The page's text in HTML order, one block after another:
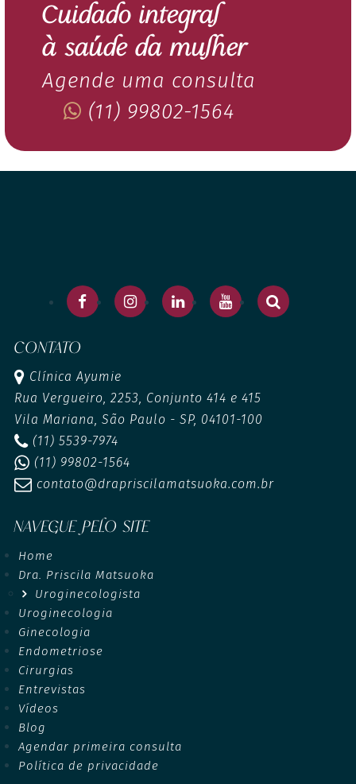
Cuidado integral
à saúde da mulher
Agende uma consulta
(11) 99802-1564
CONTATO
Clínica Ayumie
Rua Vergueiro, 2253, Conjunto 414 e 415
Vila Mariana, São Paulo - SP, 04101-100
(11) 5539-7974
(11) 99802-1564
contato@drapriscilamatsuoka.com.br
NAVEGUE PELO SITE
Home
Dra. Priscila Matsuoka
Uroginecologista
Uroginecologia
Ginecologia
Endometriose
Cirurgias
Entrevistas
Vídeos
Blog
Agendar primeira consulta
Política de privacidade